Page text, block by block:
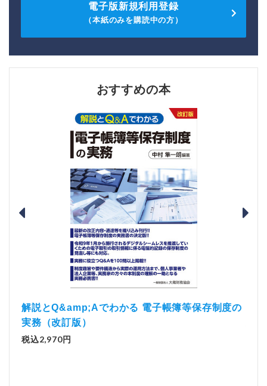
電子版新規利用登録
（本紙のみを購読中の方）
おすすめの本
解説とQ&amp;Aでわかる 電子帳簿等保存制度の
実務（改訂版）
税込2,970円